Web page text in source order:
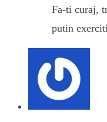
Fa-ti curaj,
putin